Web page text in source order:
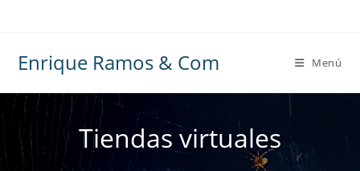
Enrique Ramos & Com Menú
Tiendas virtuales